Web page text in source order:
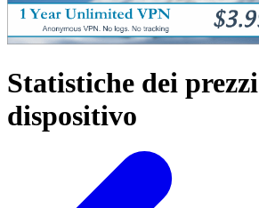
Statistiche dei
dispositivo